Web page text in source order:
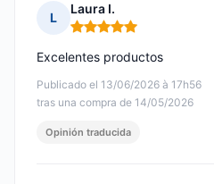
L
Laura I.
Nota: 5 de 5
Publicado el 13/06/2026 à 17h56
tras una compra de 14/05/2026
Excelentes productos
Opinión traducida